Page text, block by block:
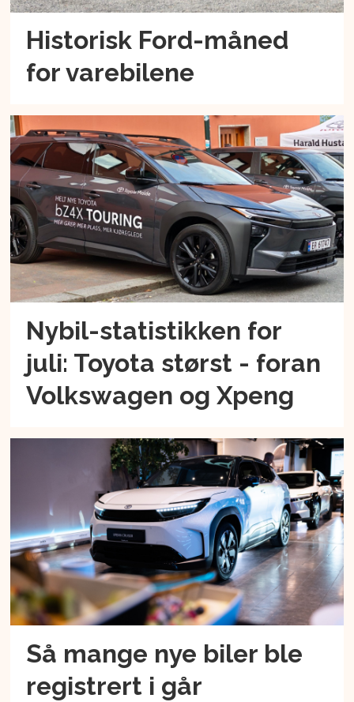
Historisk Ford-måned
for varebilene
Nybil-statistikken for
juli: Toyota størst - foran
Volkswagen og Xpeng
Så mange nye biler ble
registrert i går